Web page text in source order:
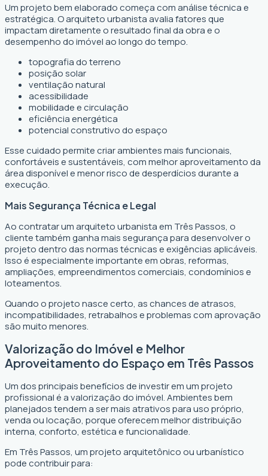
Um projeto bem elaborado começa com análise técnica e
estratégica. O arquiteto urbanista avalia fatores que
impactam diretamente o resultado final da obra e o
desempenho do imóvel ao longo do tempo.
topografia do terreno
posição solar
ventilação natural
acessibilidade
mobilidade e circulação
eficiência energética
potencial construtivo do espaço
Esse cuidado permite criar ambientes mais funcionais,
confortáveis e sustentáveis, com melhor aproveitamento da
área disponível e menor risco de desperdícios durante a
execução.
Mais Segurança Técnica e Legal
Ao contratar um arquiteto urbanista em Três Passos, o
cliente também ganha mais segurança para desenvolver o
projeto dentro das normas técnicas e exigências aplicáveis.
Isso é especialmente importante em obras, reformas,
ampliações, empreendimentos comerciais, condomínios e
loteamentos.
Quando o projeto nasce certo, as chances de atrasos,
incompatibilidades, retrabalhos e problemas com aprovação
são muito menores.
Valorização do Imóvel e Melhor
Aproveitamento do Espaço em Três Passos
Um dos principais benefícios de investir em um projeto
profissional é a valorização do imóvel. Ambientes bem
planejados tendem a ser mais atrativos para uso próprio,
venda ou locação, porque oferecem melhor distribuição
interna, conforto, estética e funcionalidade.
Em Três Passos, um projeto arquitetônico ou urbanístico
pode contribuir para: